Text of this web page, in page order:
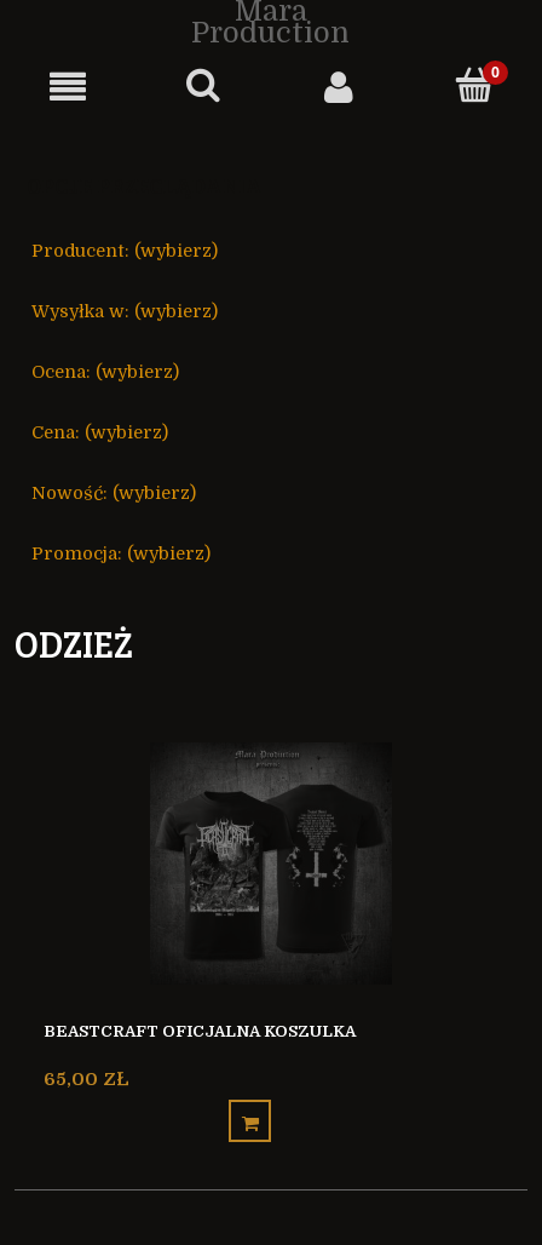
Mara
Production
Producent: (wybierz)
Wysyłka w: (wybierz)
Ocena: (wybierz)
Cena: (wybierz)
Nowość: (wybierz)
Promocja: (wybierz)
ODZIEŻ
BEASTCRAFT OFICJALNA KOSZULKA
65,00 ZŁ